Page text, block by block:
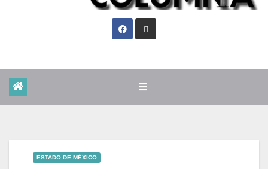
ESTADO DE MÉXICO